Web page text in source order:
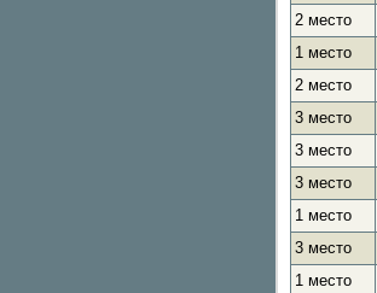
2 место
1 место
2 место
3 место
3 место
3 место
1 место
3 место
1 место